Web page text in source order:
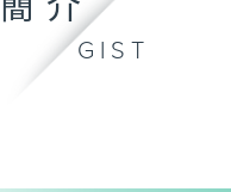
簡介
GIST